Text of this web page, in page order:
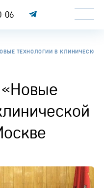
06
ТЕХНОЛОГИИ В КЛИНИЧЕСКОЙ